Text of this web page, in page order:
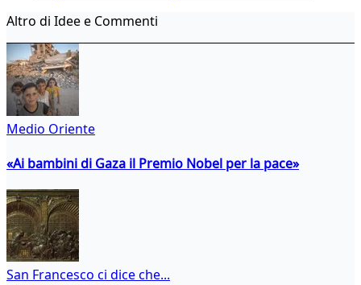
Altro di Idee e Commenti
Medio Oriente
«Ai bambini di Gaza il Premio Nobel per la pace»
San Francesco ci dice che...